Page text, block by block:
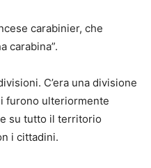
carabinier, che
carabina”.
C’era una divisione
furono ulteriormente
su tutto il territorio
i cittadini.